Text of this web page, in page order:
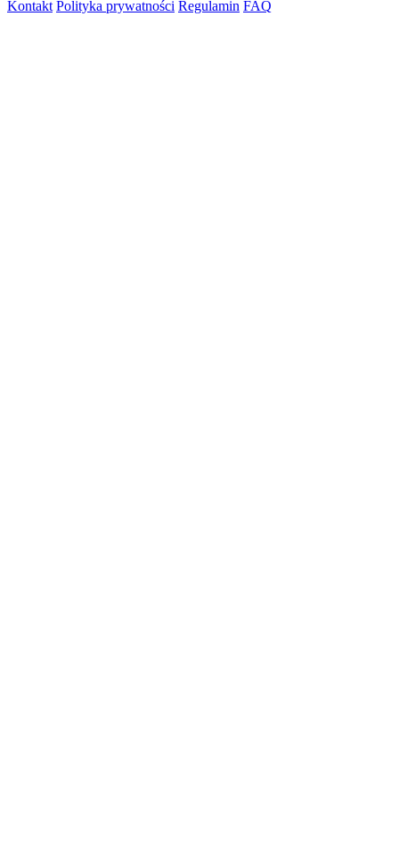
Kontakt Polityka prywatności Regulamin FAQ